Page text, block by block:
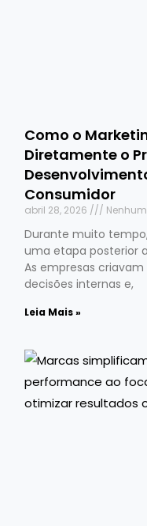
Como o
Diretamente o
Consumidor
abril 28, 2026
Durante muito
uma etapa posterior
As empresas
decisões internas e,
Leia Mais »